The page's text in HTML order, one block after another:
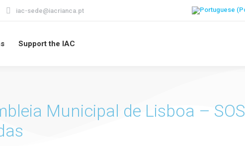
iac-sede@iacrianca.pt
Support the IAC
Municipal de Lisboa – SOS